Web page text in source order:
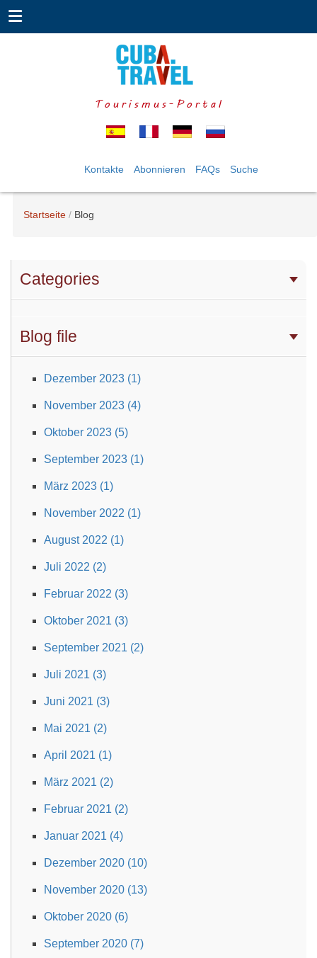
Tourismus-Portal
Kontakte Abonnieren FAQs Suche
Startseite Blog
Categories
Blog file
Dezember 2023 (1)
November 2023 (4)
Oktober 2023 (5)
September 2023 (1)
März 2023 (1)
November 2022 (1)
August 2022 (1)
Juli 2022 (2)
Februar 2022 (3)
Oktober 2021 (3)
September 2021 (2)
Juli 2021 (3)
Juni 2021 (3)
Mai 2021 (2)
April 2021 (1)
März 2021 (2)
Februar 2021 (2)
Januar 2021 (4)
Dezember 2020 (10)
November 2020 (13)
Oktober 2020 (6)
September 2020 (7)